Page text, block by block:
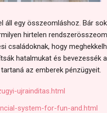
áll egy összeomláshoz. Bár
hirtelen
családoknak, hogy
hatalmukat és bevezessék
az emberek pénzügyeit.
ujrainditas.html
system-for-fun-and.html